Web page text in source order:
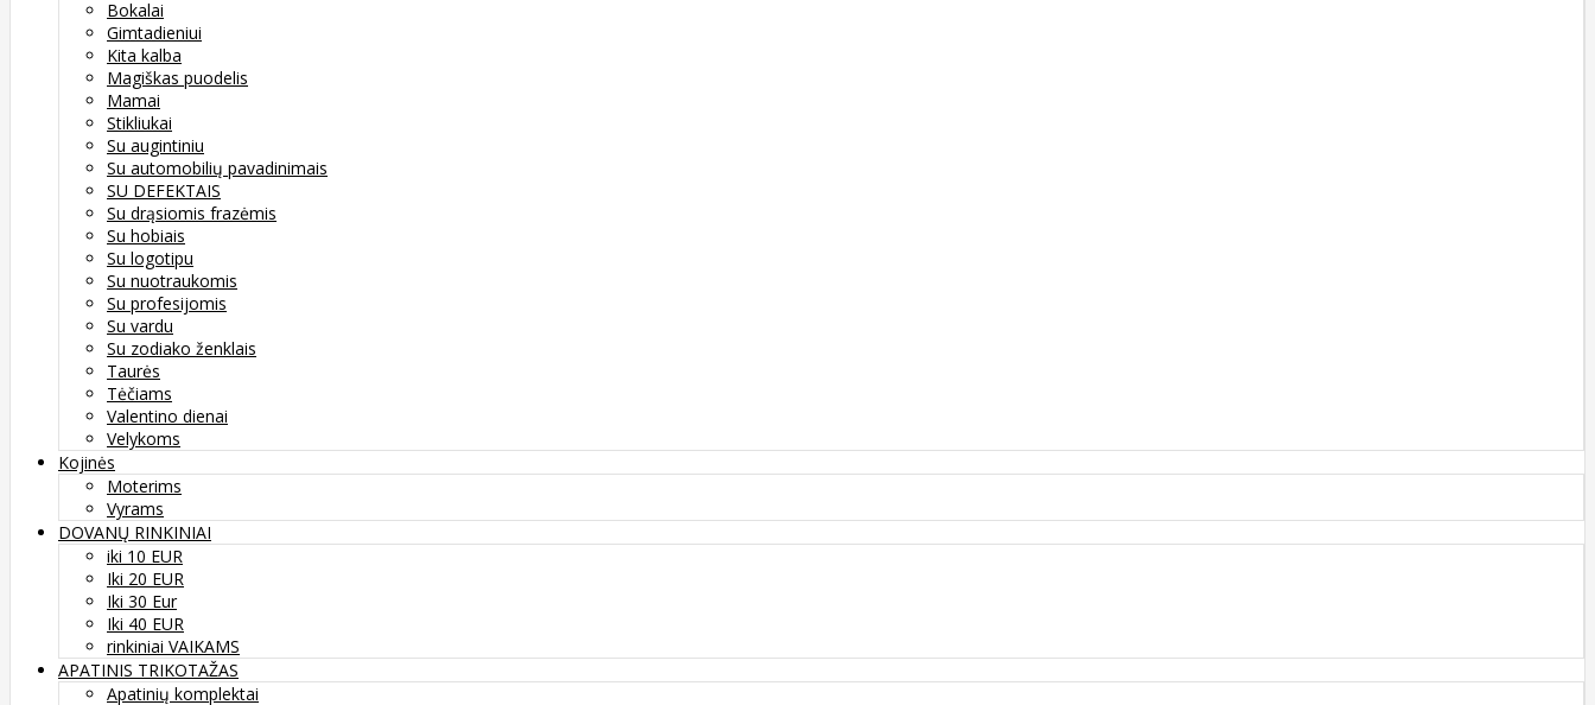
Bokalai
Gimtadieniui
Kita kalba
Magiškas puodelis
Mamai
Stikliukai
Su augintiniu
Su automobilių pavadinimais
SU DEFEKTAIS
Su drąsiomis frazėmis
Su hobiais
Su logotipu
Su nuotraukomis
Su profesijomis
Su vardu
Su zodiako ženklais
Taurės
Tėčiams
Valentino dienai
Velykoms
Kojinės
Moterims
Vyrams
DOVANŲ RINKINIAI
iki 10 EUR
Iki 20 EUR
Iki 30 Eur
Iki 40 EUR
rinkiniai VAIKAMS
APATINIS TRIKOTAŽAS
Apatinių komplektai